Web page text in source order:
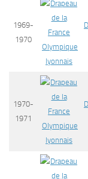
1969-
1970
Olympique
lyonnais
1970-
1971
Olympique
lyonnais